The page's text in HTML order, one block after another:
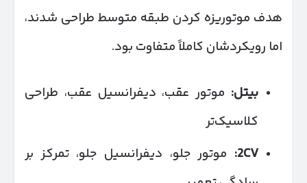
هدف موتوریزه کردن طبقه متوسط طراحی شدند،
اما رویکردشان کاملاً متفاوت بود.
بیتل: موتور عقب، دیفرانسیل عقب، طراحی
کلاسیک‌تر
2CV: موتور جلو، دیفرانسیل جلو، تمرکز بر